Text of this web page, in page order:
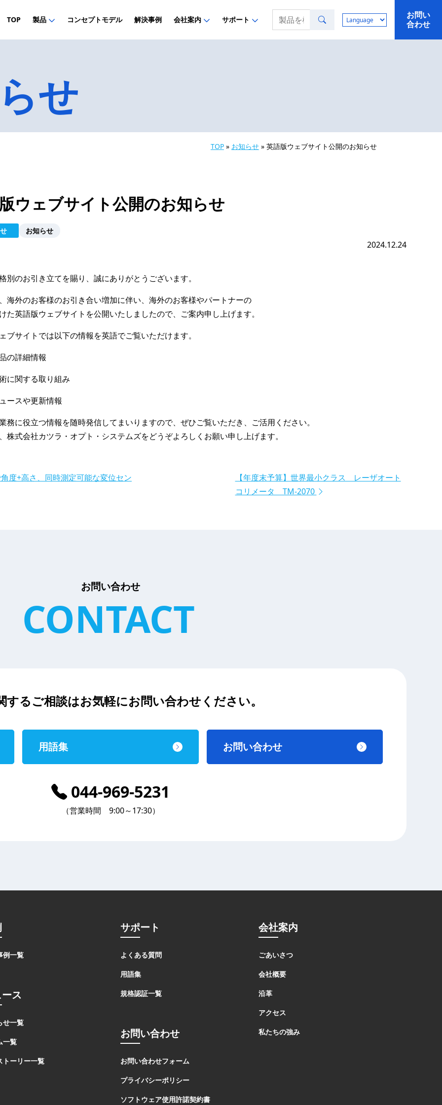
TOP 製品 コンセプトモデル 解決事例 会社案内 サポート
お問い
合わせ
せ
TOP» お知らせ» 英語版ウェブサイト公開のお知らせ
ウェブサイト公開のお知らせ
お知らせ
2024.12.24
別のお引き立てを賜り、誠にありがとうございます。
海外のお客様のお引き合い増加に伴い、海外のお客様やパートナーの
た英語版ウェブサイトを公開いたしましたので、ご案内申し上げます。
ブサイトでは以下の情報を英語でご覧いただけます。
の詳細情報
に関する取り組み
ースや更新情報
務に役立つ情報を随時発信してまいりますので、ぜひご覧いただき、ご活用ください。
株式会社カツラ・オプト・システムズをどうぞよろしくお願い申し上げます。
ビゲーション
度+高さ、同時測定可能な変位セン
【年度末予算】世界最小クラス レーザオート
コリメータ TM-2070
お問い合わせ
CONTACT
するご相談はお気軽にお問い合わせください。
用語集 お問い合わせ
044-969-5231
（営業時間 9:00～17:30）
例一覧
ス
せ一覧
一覧
トーリー一覧
サポート
よくある質問
用語集
規格認証一覧
お問い合わせ
お問い合わせフォーム
プライバシーポリシー
ソフトウェア使用許諾契約書
会社案内
ごあいさつ
会社概要
沿革
アクセス
私たちの強み